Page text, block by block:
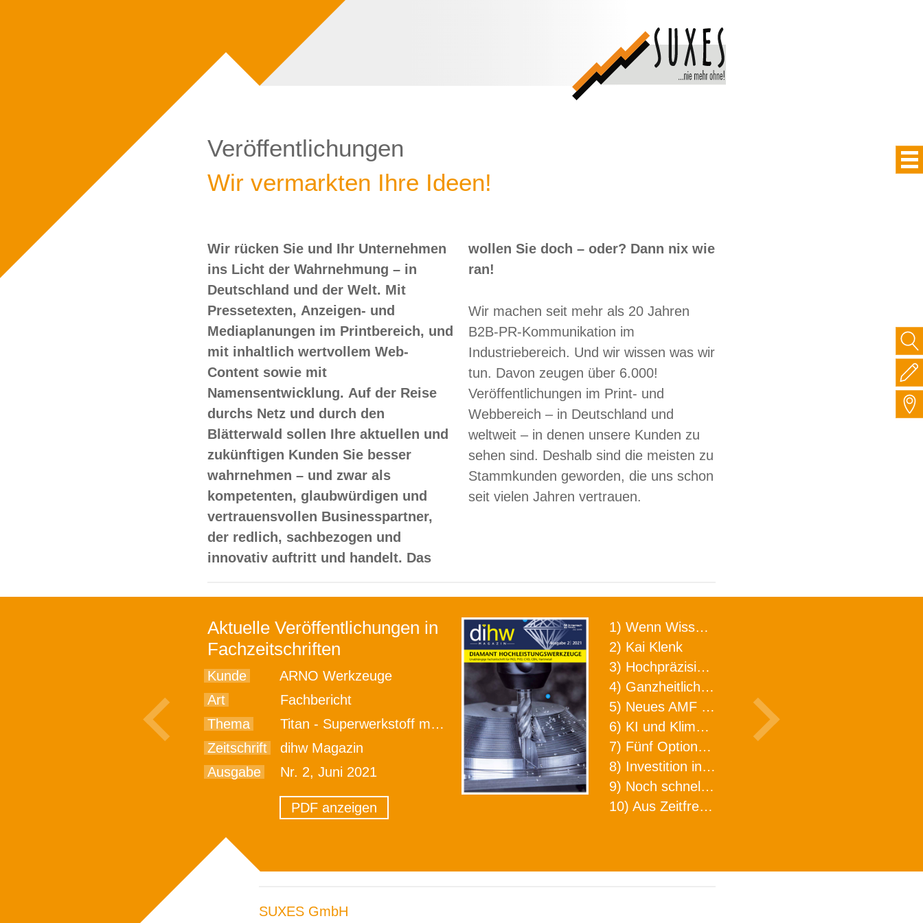
Veröffentlichungen
Wir vermarkten Ihre Ideen!
Wir rücken Sie und Ihr Unternehmen
ins Licht der Wahrnehmung – in
Deutschland und der Welt. Mit
Pressetexten, Anzeigen- und
Mediaplanungen im Printbereich, und
mit inhaltlich wertvollem Web-
Content sowie mit
Namensentwicklung. Auf der Reise
durchs Netz und durch den
Blätterwald sollen Ihre aktuellen und
zukünftigen Kunden Sie besser
wahrnehmen – und zwar als
kompetenten, glaubwürdigen und
vertrauensvollen Businesspartner,
der redlich, sachbezogen und
innovativ auftritt und handelt. Das
wollen Sie doch – oder? Dann nix wie
ran!
Wir machen seit mehr als 20 Jahren
B2B-PR-Kommunikation im
Industriebereich. Und wir wissen was wir
tun. Davon zeugen über 6.000!
Veröffentlichungen im Print- und
Webbereich – in Deutschland und
weltweit – in denen unsere Kunden zu
sehen sind. Deshalb sind die meisten zu
Stammkunden geworden, die uns schon
seit vielen Jahren vertrauen.
Aktuelle Veröffentlichungen in
Fachzeitschriften
Kunde
ARNO Werkzeuge
Art
Fachbericht
Thema
Titan - Superwerkstoff mit Allüren
Zeitschrift
dihw Magazin
Ausgabe
Nr. 2, Juni 2021
PDF anzeigen
1) Wenn Wissen geht, kann ARNO WERKZEUGE helfen
2) Kai Klenk
3) Hochpräzision in neuer Dimension
4) Ganzheitlicher Ansatz für mehr Effizienz und Produktivität in der Zerspanung
5) Neues AMF Logistikzentrum feierlich eröffnet
6) KI und Klimaschutz im Schaltanlagenbau
7) Fünf Optionen, wie man Zeitfresser in Effizienz umwandelt
8) Investition in Fellbach mit nachhaltiger Logistik und Lagerfläche
9) Noch schnellere Lieferung
10) Aus Zeitfressern wird Effizienz
SUXES GmbH